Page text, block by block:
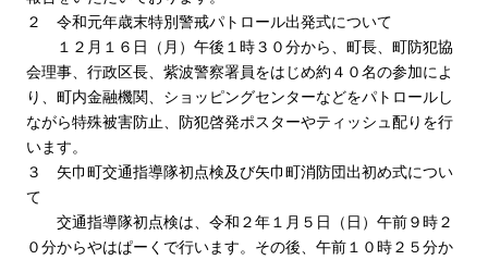
２ 令和元年歳末特別警戒パトロール出発式について
１２月１６日（月）午後１時３０分から、町長、町防犯協
会理事、行政区長、紫波警察署員をはじめ約４０名の参加によ
り、町内金融機関、ショッピングセンターなどをパトロールし
ながら特殊被害防止、防犯啓発ポスターやティッシュ配りを行
います。
３ 矢巾町交通指導隊初点検及び矢巾町消防団出初め式につい
て
交通指導隊初点検は、令和２年１月５日（日）午前９時２
０分からやはぱーくで行います。その後、午前１０時２５分か